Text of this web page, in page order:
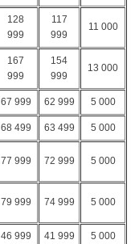
128
999
117
999
11 000
167
999
154
999
13 000
67 999 62 999 5 000
68 499 63 499 5 000
77 999 72 999 5 000
79 999 74 999 5 000
46 999 41 999 5 000